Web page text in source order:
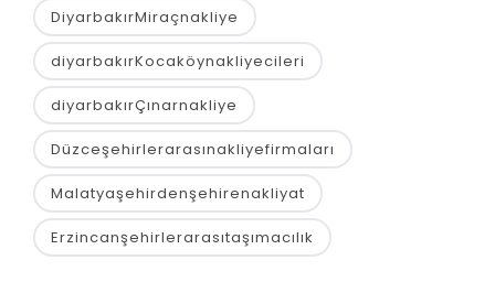
DiyarbakırMiraçnakliye
diyarbakırKocaköynakliyecileri
diyarbakırÇınarnakliye
Düzceşehirlerarasınakliyefirmaları
Malatyaşehirdenşehirenakliyat
Erzincanşehirlerarasıtaşımacılık